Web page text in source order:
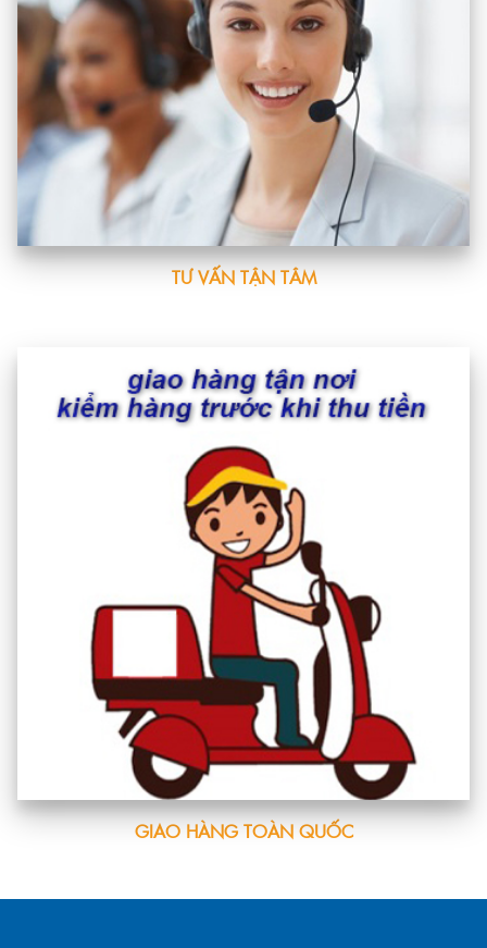
TƯ VẤN TẬN TÂM
GIAO HÀNG TOÀN QUỐC